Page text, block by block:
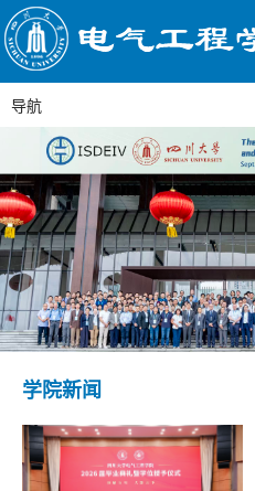
导航
学院新闻